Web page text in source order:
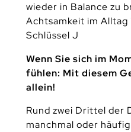
wieder in Balance zu
Achtsamkeit im
Schlüssel J
Wenn Sie sich im
fühlen: Mit diesem
allein!
Rund zwei Drittel der
manchmal oder